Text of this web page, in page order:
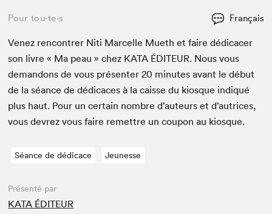
Pour tou⋅te⋅s Français
Venez ren­con­tr­er Niti Mar­celle Mueth et faire dédi­cac­er
son livre « Ma peau » chez KATA ÉDI­TEUR. Nous vous
deman­dons de vous présen­ter20 min­utes avant le début
de la séance de dédi­caces à la caisse du kiosque indiqué
plus haut. Pour un cer­tain nom­bre d’auteurs et d’autrices,
vous devrez vous faire remet­tre un coupon au kiosque.
Séance de dédicace Jeunesse
Présenté par
KATA ÉDITEUR